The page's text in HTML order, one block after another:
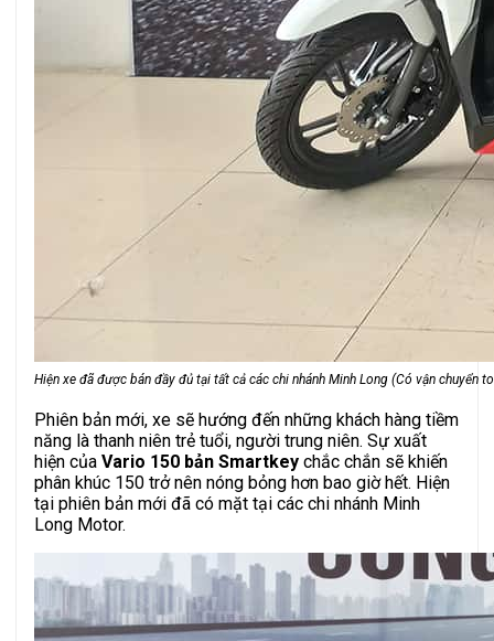
Hiện xe đã được bán đầy đủ tại tất cả các chi nhánh Minh Long (Có vận chuyển
Phiên bản mới, xe sẽ hướng đến những khách hàng tiềm
năng là thanh niên trẻ tuổi, người trung niên. Sự xuất
hiện của Vario 150 bản Smartkey chắc chắn sẽ khiến
phân khúc 150 trở nên nóng bỏng hơn bao giờ hết. Hiện
tại phiên bản mới đã có mặt tại các chi nhánh Minh
Long Motor.